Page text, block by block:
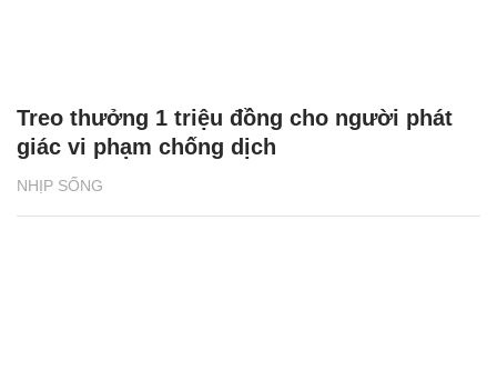
NHỊP SỐNG
Treo thưởng 1 triệu đồng cho người phát
giác vi phạm chống dịch